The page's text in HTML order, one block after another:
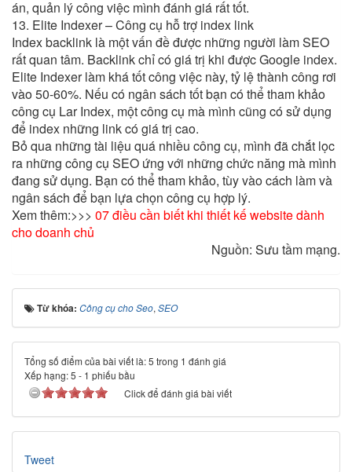
án, quản lý công việc mình đánh giá rất tốt.
13. Elite Indexer – Công cụ hỗ trợ index link
Index backlink là một vấn đề được những người làm SEO
rất quan tâm. Backlink chỉ có giá trị khi được Google index.
Elite Indexer làm khá tốt công việc này, tỷ lệ thành công rơi
vào 50-60%. Nếu có ngân sách tốt bạn có thể tham khảo
công cụ Lar Index, một công cụ mà mình cũng có sử dụng
để index những link có giá trị cao.
Bỏ qua những tài liệu quá nhiều công cụ, mình đã chắt lọc
ra những công cụ SEO ứng với những chức năng mà mình
đang sử dụng. Bạn có thể tham khảo, tùy vào cách làm và
ngân sách để bạn lựa chọn công cụ hợp lý.
Xem thêm:>>> 07 điều cần biết khi thiết kế website dành
cho doanh chủ
Nguồn: Sưu tầm mạng.
Từ khóa: Công cụ cho Seo, SEO
Tổng số điểm của bài viết là: 5 trong 1 đánh giá
Xếp hạng:5 - 1 phiếu bầu
Click để đánh giá bài viết
Tweet